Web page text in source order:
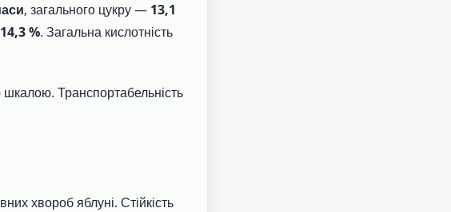
, загального цукру — 13,1
14,3 %. Загальна кислотність
Транспортабельність
хвороб яблуні. Стійкість